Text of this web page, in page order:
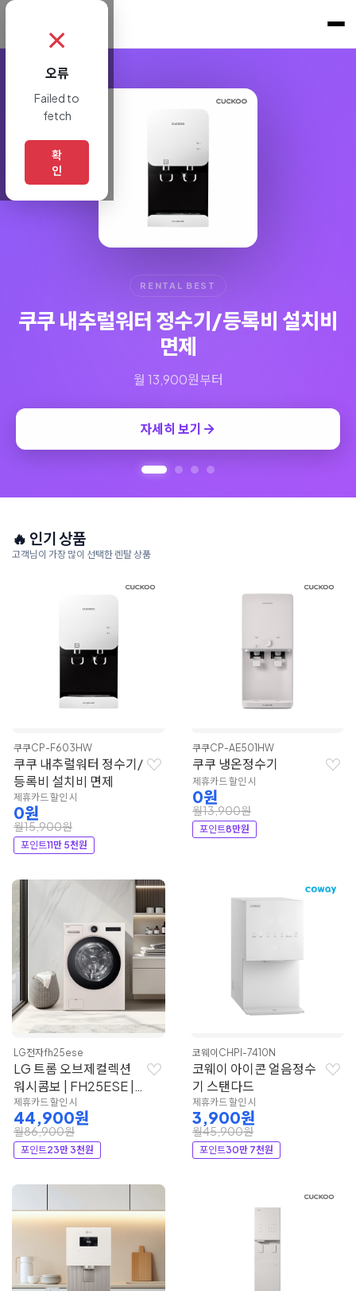
RENTAL BEST
🔥 인기 상품
고객님이 가장 많이 선택한 렌탈 상품
쿠쿠CP-F603HW
쿠쿠 내추럴워터 정수기/
등록비 설치비 면제
제휴카드 할인 시
0원
월15,900원
포인트11만 5천원
쿠쿠CP-AE501HW
쿠쿠 냉온정수기
제휴카드 할인 시
0원
월13,900원
포인트8만원
LG전자fh25ese
LG 트롬 오브제컬렉션
워시콤보 | FH25ESE |
LG전자
제휴카드 할인 시
44,900원
월86,900원
포인트23만 3천원
코웨이 CHPI-7410N
코웨이 아이콘 얼음정수
기 스탠다드
제휴카드 할인 시
3,900원
월45,900원
포인트30만 7천원
✗
오류
Failed to
fetch
확
인